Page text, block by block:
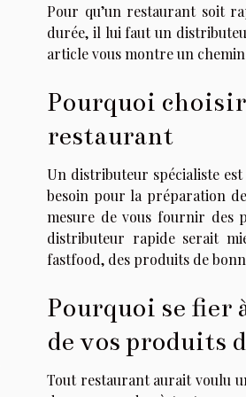
Pour qu’un restaurant soit
durée, il lui faut un
article vous montre un
Pourquoi
restaurant
Un distributeur spécialiste
besoin pour la préparation
mesure de vous fournir des
distributeur rapide serait
fastfood, des produits de
Pourquoi se
de vos produits
Tout restaurant aurait voulu